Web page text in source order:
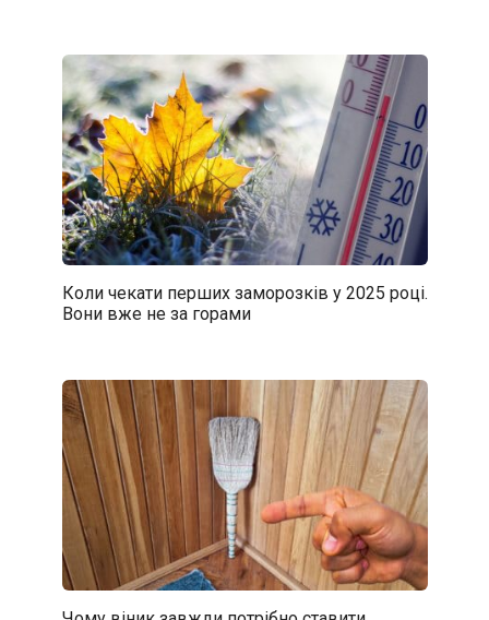
Коли чекати перших заморозків у 2025 році.
Вони вже не за горами